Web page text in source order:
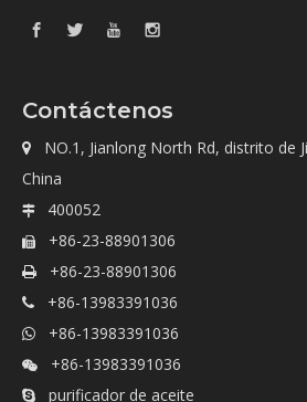
Contáctenos

NO.1, Jianlong North Rd, distrito de
China
 400052
 +86-23-88901306
 +86-23-88901306
 +86-13983391036
 +86-13983391036
 +86-13983391036
 purificador de aceite